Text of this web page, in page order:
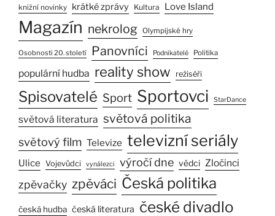
knižní novinky krátké zprávy Kultura Love Island
Magazín nekrolog Olympijské hry
Osobnosti 20. století Panovníci Podnikatelé Politika
populární hudba reality show režiséři
Spisovatelé Sport Sportovci StarDance
světová literatura světová politika
světový film Televize televizní seriály
Ulice Vojevůdci vynálezci výročí dne vědci Zločinci
zpěvačky zpěváci Česká politika
česká hudba česká literatura české divadlo